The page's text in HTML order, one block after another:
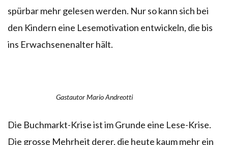
spürbar mehr gelesen werden. Nur so kann sich bei
den Kindern eine Lesemotivation entwickeln, die bis
ins Erwachsenenalter hält.
Gastautor Mario Andreotti
Die Buchmarkt-Krise ist im Grunde eine Lese-Krise.
Die grosse Mehrheit derer, die heute kaum mehr ein